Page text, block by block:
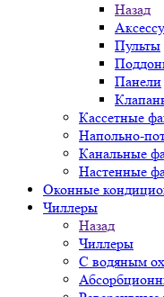
Назад
Пульты
Панели
Кассетные
Напольно-
Канальные
Настенные
Оконные
Чиллеры
Назад
Чиллеры
С водяным